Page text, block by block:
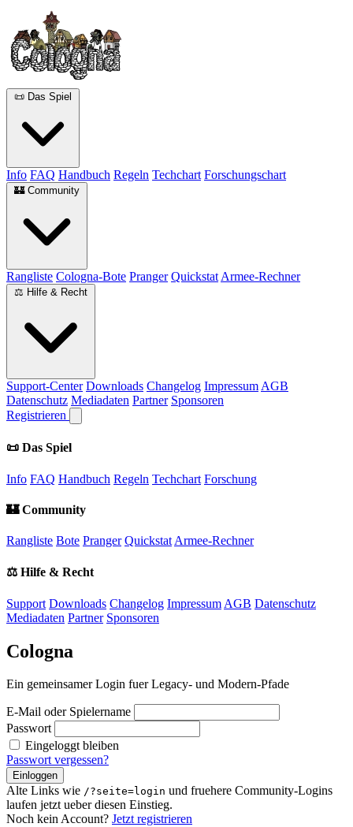
📜 Das Spiel
Info FAQ Handbuch Regeln Techchart Forschungschart
🏰 Community
Rangliste Cologna-Bote Pranger Quickstat Armee-Rechner
⚖️ Hilfe & Recht
Support-Center Downloads Changelog Impressum AGB
Datenschutz Mediadaten Partner Sponsoren
Registrieren
📜 Das Spiel
Info FAQ Handbuch Regeln Techchart Forschung
🏰 Community
Rangliste Bote Pranger Quickstat Armee-Rechner
⚖️ Hilfe & Recht
Support Downloads Changelog Impressum AGB Datenschutz
Mediadaten Partner Sponsoren
Cologna
Ein gemeinsamer Login fuer Legacy- und Modern-Pfade
E-Mail oder Spielername
Passwort
Eingeloggt bleiben
Passwort vergessen?
Einloggen
Alte Links wie /?seite=login und fruehere Community-Logins
laufen jetzt ueber diesen Einstieg.
Noch kein Account? Jetzt registrieren